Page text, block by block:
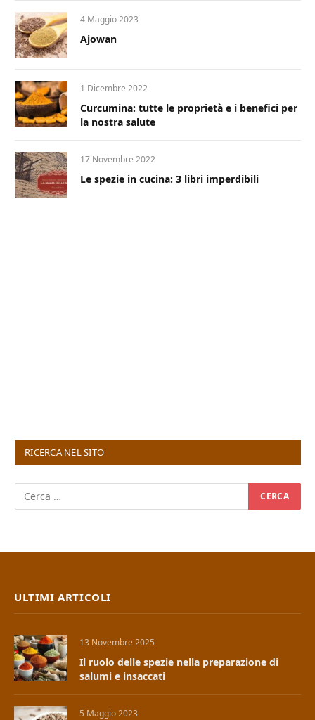
4 Maggio 2023
Ajowan
1 Dicembre 2022
Curcumina: tutte le proprietà e i benefici per
la nostra salute
17 Novembre 2022
Le spezie in cucina: 3 libri imperdibili
RICERCA NEL SITO
ULTIMI ARTICOLI
13 Novembre 2025
Il ruolo delle spezie nella preparazione di
salumi e insaccati
5 Maggio 2023